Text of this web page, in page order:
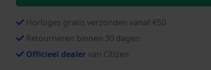
Horloges gratis verzonden vanaf €50
Retourneren binnen 30 dagen
Officieel dealervan Citizen